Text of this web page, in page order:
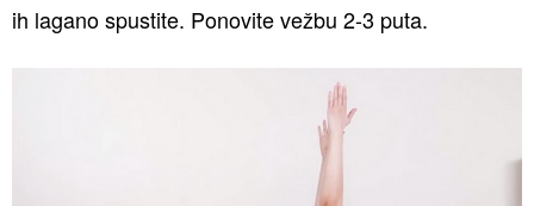
ih lagano spustite. Ponovite vežbu 2-3 puta.